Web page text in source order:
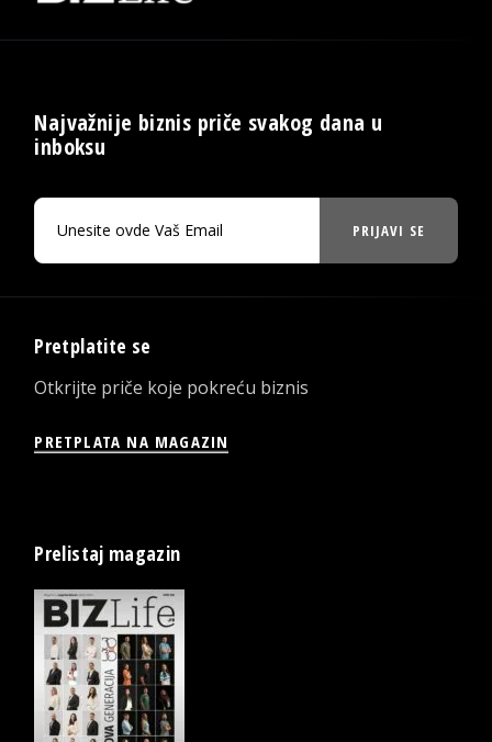
Najvažnije biznis priče svakog dana u
inboksu
PRIJAVI SE
Pretplatite se
Otkrijte priče koje pokreću biznis
PRETPLATA NA MAGAZIN
Prelistaj magazin